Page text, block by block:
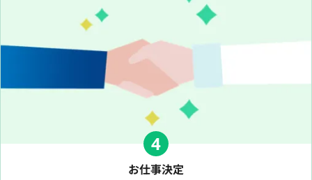
4
お仕事決定